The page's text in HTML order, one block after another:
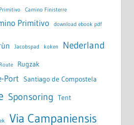
Camino Finisterre
Primitivo download ebook pdf
Jacobspad koken Nederland
Route Rugzak
Port Santiago de Compostela
Sponsoring Tent
Via Campaniensis